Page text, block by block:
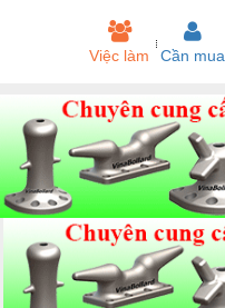
Việc làm Cần mua